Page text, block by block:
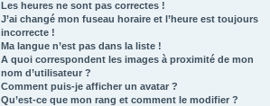
Les heures ne sont pas correctes !
J’ai changé mon fuseau horaire et l’heure est toujours
incorrecte !
Ma langue n’est pas dans la liste !
A quoi correspondent les images à proximité de mon
nom d’utilisateur ?
Comment puis-je afficher un avatar ?
Qu’est-ce que mon rang et comment le modifier ?